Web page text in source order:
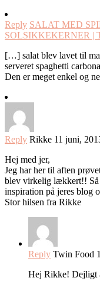
Reply SALAT MED
SOLSIKKEKERNER |
[…] salat blev lavet til
serveret spaghetti
Den er meget enkel og
Reply Rikke 11 juni,
Hej med jer,
Jeg har her til aften
blev virkelig lækkert!! Så
inspiration på jeres blog
Stor hilsen fra Rikke
Reply Twin Food
Hej Rikke! Dejligt